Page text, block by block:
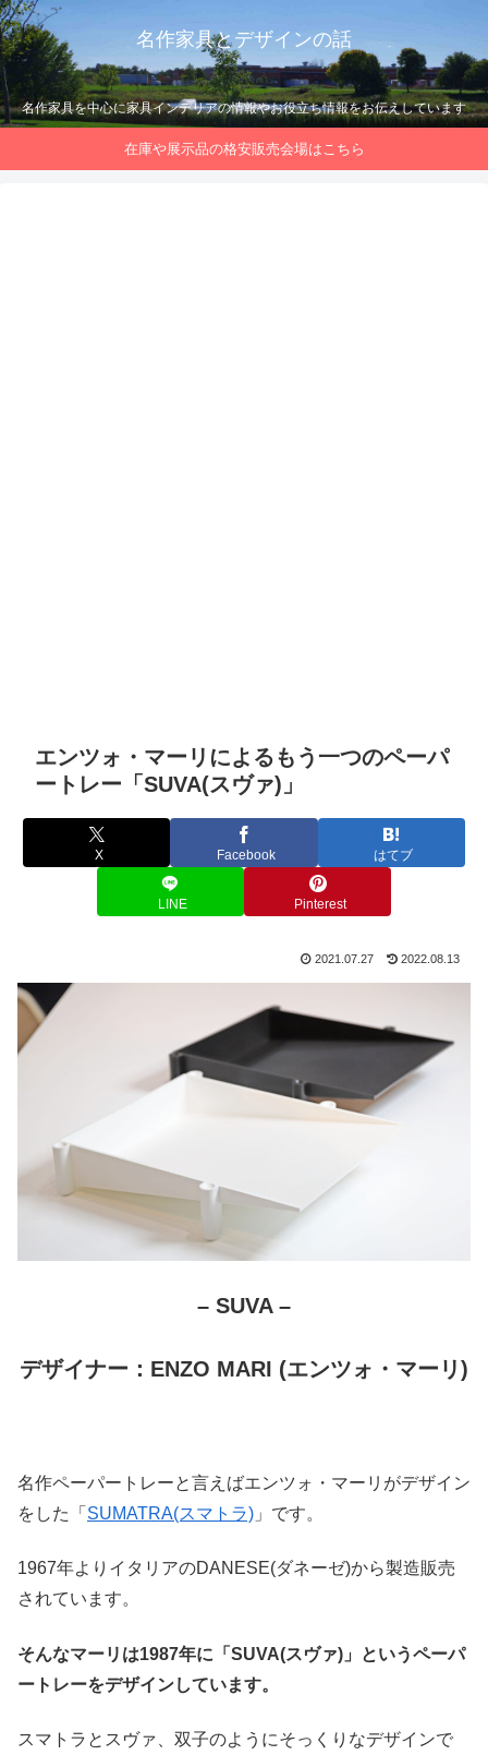
名作家具とデザインの話
名作家具を中心に家具インテリアの情報やお役立ち情報をお伝えしています
在庫や展示品の格安販売会場はこちら
エンツォ・マーリによるもう一つのペーパ
ートレー「SUVA(スヴァ)」
X Facebook はてブ
LINE Pinterest
2021.07.27 2022.08.13
– SUVA –
デザイナー：ENZO MARI (エンツォ・マーリ)
名作ペーパートレーと言えばエンツォ・マーリがデザイン
をした「 SUMATRA(スマトラ) 」です。
1967年よりイタリアのDANESE(ダネーゼ)から製造販売
されています。
そんなマーリは1987年に「SUVA(スヴァ)」というペーパ
ートレーをデザインしています。
スマトラとスヴァ、双子のようにそっくりなデザインで